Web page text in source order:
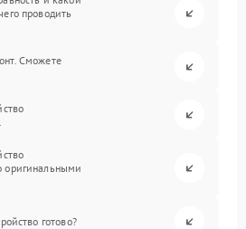
проводить
Сможете
оригинальными
готово?